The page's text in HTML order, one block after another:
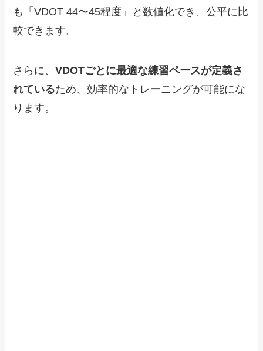
も「VDOT 44〜45程度」と数値化でき、公平に比
較できます。
さらに、VDOTごとに最適な練習ペースが定義さ
れているため、効率的なトレーニングが可能にな
ります。